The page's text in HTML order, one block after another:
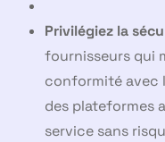
Privilégiez la
fournisseurs qui
conformité avec
des plateformes
service sans